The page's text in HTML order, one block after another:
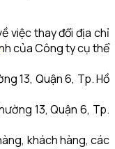
việc thay đổi địa chỉ
của Công ty cụ thể
13, Quận 6, Tp. Hồ
13, Quận 6, Tp.
khách hàng, các